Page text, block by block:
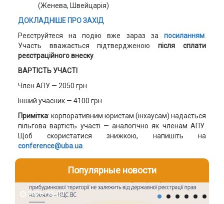
(Женева, Швейцарія)
ДОКЛАДНІШЕ ПРО ЗАХІД
Реєструйтеся на подію вже зараз запосиланням
Участь вважається підтвердженоюпісля сплати
реєстраційного внеску.
ВАРТІСТЬ УЧАСТІ
Член АПУ — 2050 грн
Інший учасник — 4100 грн
Примітка: корпоративним юристам (інхаусам) надається
пільгова вартість участі — аналогічно як членам АПУ.
Щоб скористатися знижкою, напишіть на
conference@uba.ua.
Популярные новости
2026-08-07